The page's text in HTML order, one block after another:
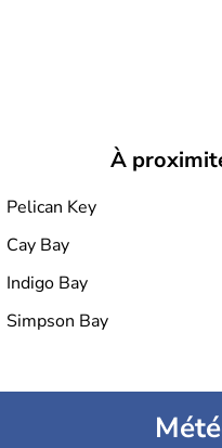
À
Pelican Key
Cay Bay
Indigo Bay
Simpson Bay